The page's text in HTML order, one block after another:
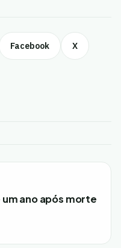
Facebook X
ano após morte